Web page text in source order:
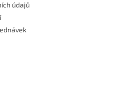
údajů